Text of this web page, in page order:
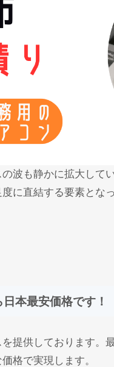
波も静かに拡大して
に直結する要素とな
本最安価格です！
提供しております。
格で実現します。